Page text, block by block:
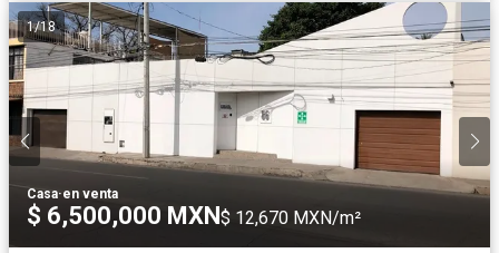
1/18
Casa·en venta
$ 6,500,000 MXN $ 12,670 MXN/m²